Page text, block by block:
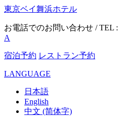
東京ベイ舞浜ホテル
お電話でのお問い合わせ / TEL :
A
宿泊予約 レストラン予約
LANGUAGE
日本語
English
中文 (简体字)